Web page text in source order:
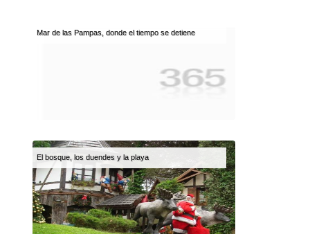
Mar de las Pampas, donde el tiempo se detiene
El bosque, los duendes y la playa